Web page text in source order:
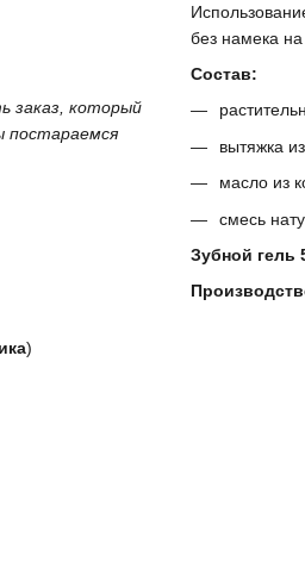
заказ, который
постараемся
)
без намека на
Состав:
вытяжка
масло из
смесь
Зубной гель